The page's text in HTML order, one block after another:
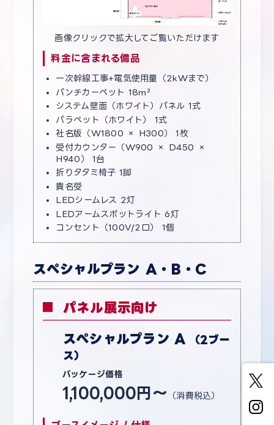
画像クリックで拡大してご覧いただけます
料金に含まれる備品
一次幹線工事+電気使用量（2kWまで）
パンチカーペット 18m²
システム壁面（ホワイト）パネル 1式
パラペット（ホワイト） 1式
社名版（W1800 × H300） 1枚
受付カウンター（W900 × D450 ×
H940） 1台
折りタタミ椅子 1脚
貴名受
LEDシームレス 2灯
LEDアームスポットライト 6灯
コンセント（100V/2口） 1個
スペシャルプラン A・B・C
パネル展示向け
スペシャルプラン A
（2ブー
ス）
パッケージ価格
1,100,000円〜 （消費税込）